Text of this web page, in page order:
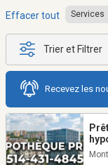
Effacer tout Services
Trier et Filtrer
Recevez les